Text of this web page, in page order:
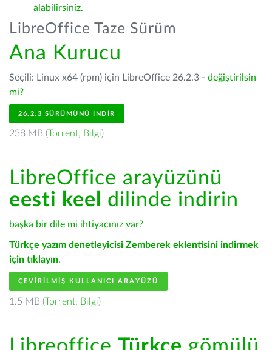
alabilirsiniz.
LibreOffice Taze Sürüm
Ana Kurucu
Seçili: Linux x64 (rpm) için LibreOffice 26.2.3 - değiştirilsin
mi?
26.2.3 SÜRÜMÜNÜ İNDIR
238 MB (Torrent, Bilgi)
LibreOffice arayüzünü
eesti keel
dilinde indirin
başka bir dile mi ihtiyacınız var?
Türkçe yazım denetleyicisi Zemberek eklentisini indirmek
için tıklayın.
ÇEVIRILMIŞ KULLANICI ARAYÜZÜ
1.5 MB (Torrent, Bilgi)